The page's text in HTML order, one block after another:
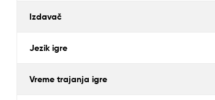
Izdavač
Jezik igre
Vreme trajanja igre